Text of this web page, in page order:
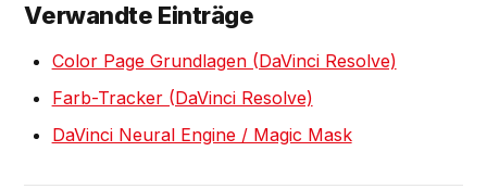
Verwandte Einträge
Color Page Grundlagen (DaVinci Resolve)
Farb-Tracker (DaVinci Resolve)
DaVinci Neural Engine / Magic Mask